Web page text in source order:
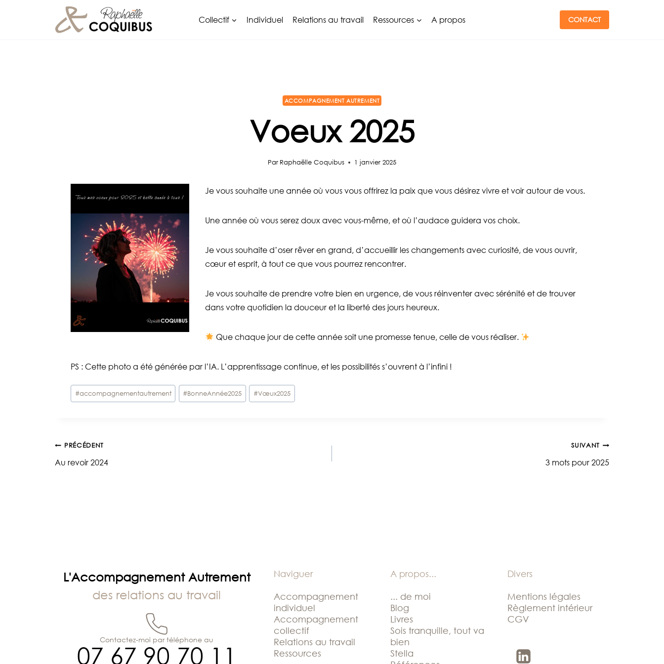
Collectif Individuel Relations au travail Ressources A propos CONTACT
ACCOMPAGNEMENT AUTREMENT
Voeux 2025
Par Raphaëlle Coquibus 1 janvier 2025
Je vous souhaite une année où vous vous offrirez la paix que vous désirez vivre et voir autour de vous.
Une année où vous serez doux avec vous-même, et où l’audace guidera vos choix.
Je vous souhaite d’oser rêver en grand, d’accueillir les changements avec curiosité, de vous ouvrir,
cœur et esprit, à tout ce que vous pourrez rencontrer.
Je vous souhaite de prendre votre bien en urgence, de vous réinventer avec sérénité et de trouver
dans votre quotidien la douceur et la liberté des jours heureux.
Que chaque jour de cette année soit une promesse tenue, celle de vous réaliser.
PS : Cette photo a été générée par l’IA. L’apprentissage continue, et les possibilités s’ouvrent à l’infini !
Étiquettes
de
#accompagnementautrement #BonneAnnée2025 #Vœux2025
Navigation
PRÉCÉDENT
Au revoir 2024
SUIVANT
3 mots pour 2025
L'Accompagnement Autrement
des relations au travail
07 67 90 70 11
Contactez-moi par téléphone au
Naviguer
Accompagnement
individuel
Accompagnement
collectif
Relations au travail
Ressources
A propos...
... de moi
Blog
Livres
Sois tranquille, tout va
bien
Stella
Divers
Mentions légales
Règlement intérieur
CGV